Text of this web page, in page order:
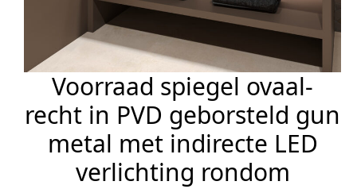
Voorraad spiegel ovaal-
recht in PVD geborsteld gun
metal met indirecte LED
verlichting rondom